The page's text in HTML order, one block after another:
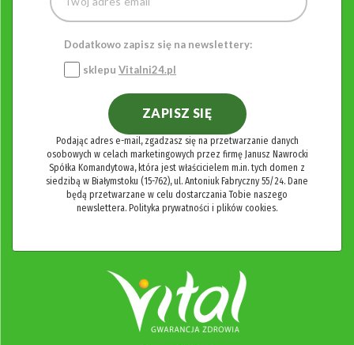
Dodatkowo zapisz się na newslettery:
sklepu Vitalni24.pl
ZAPISZ SIĘ
Podając adres e-mail, zgadzasz się na przetwarzanie danych
osobowych w celach marketingowych przez firmę Janusz Nawrocki
Spółka Komandytowa, która jest właścicielem m.in. tych domen z
siedzibą w Białymstoku (15-762), ul. Antoniuk Fabryczny 55/24. Dane
będą przetwarzane w celu dostarczania Tobie naszego
newslettera. Polityka prywatności i plików cookies.